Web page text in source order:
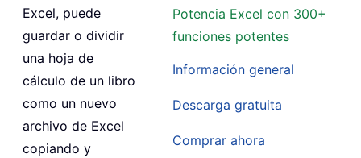
Potencia Excel con 300+
funciones potentes
Información general
Descarga gratuita
Comprar ahora
Excel, puede
guardar o dividir
una hoja de
cálculo de un libro
como un nuevo
archivo de Excel
copiando y